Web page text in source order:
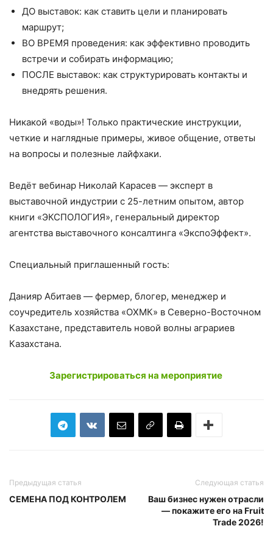
ДО выставок: как ставить цели и планировать
маршрут;
ВО ВРЕМЯ проведения: как эффективно проводить
встречи и собирать информацию;
ПОСЛЕ выставок: как структурировать контакты и
внедрять решения.
Никакой «воды»! Только практические инструкции,
четкие и наглядные примеры, живое общение, ответы
на вопросы и полезные лайфхаки.
Ведёт вебинар Николай Карасев — эксперт в
выставочной индустрии с 25-летним опытом, автор
книги «ЭКСПОЛОГИЯ», генеральный директор
агентства выставочного консалтинга «ЭкспоЭффект».
Специальный приглашенный гость:
Данияр Абитаев — фермер, блогер, менеджер и
соучредитель хозяйства «ОХМК» в Северно-Восточном
Казахстане, представитель новой волны аграриев
Казахстана.
Зарегистрироваться на мероприятие
Предыдущая статья
СЕМЕНА ПОД КОНТРОЛЕМ
Следующая статья
Ваш бизнес нужен отрасли
— покажите его на Fruit
Trade 2026!